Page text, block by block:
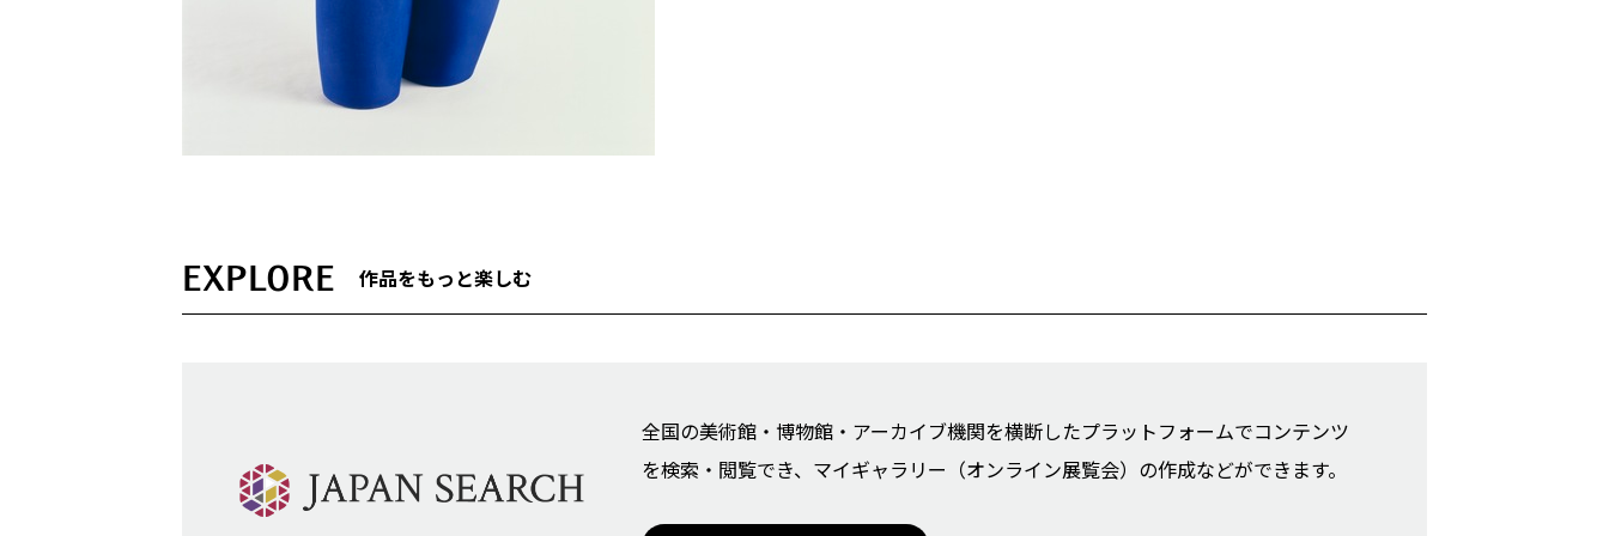
EXPLORE 作品をもっと楽しむ
全国の美術館・博物館・アーカイブ機関を横断したプラットフォームでコンテンツ
を検索・閲覧でき、マイギャラリー（オンライン展覧会）の作成などができます。